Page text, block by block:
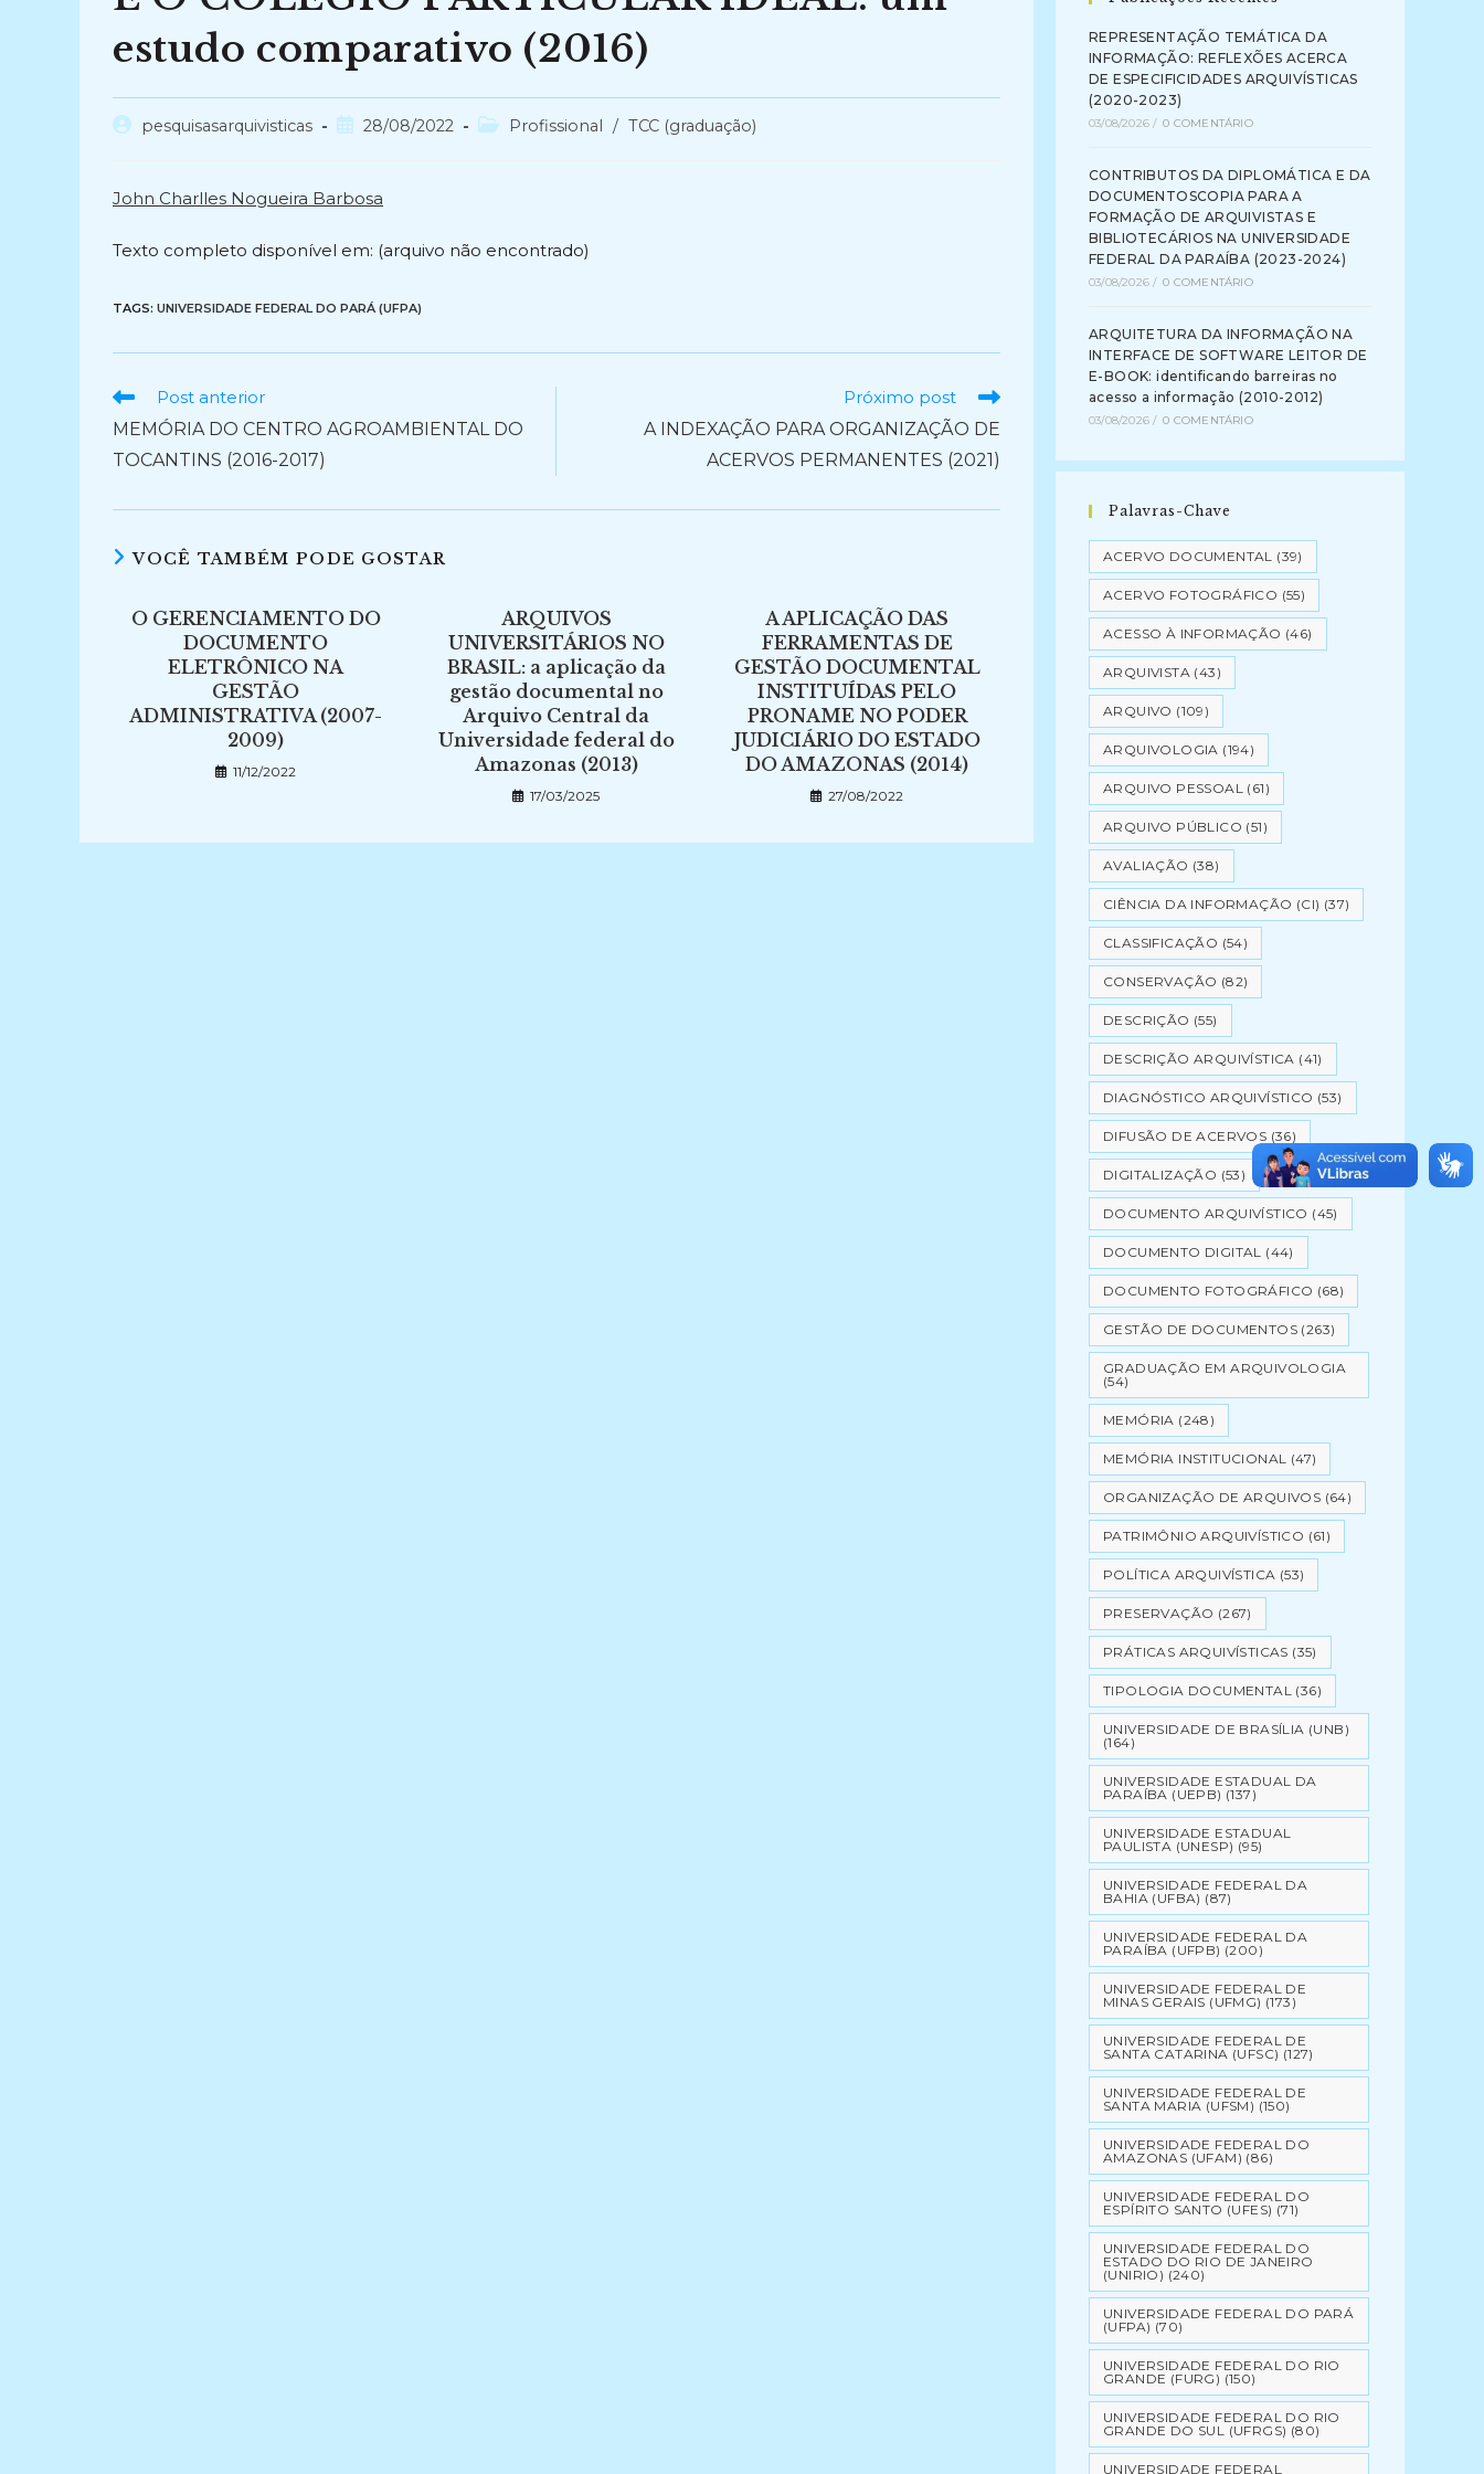
estudo comparativo (2016)
Autorpesquisasarquivisticas
Post28/08/2022
Categoria
Profissional / TCC (graduação)
John Charlles Nogueira Barbosa
Texto completo disponível em: (arquivo não encontrado)
TAGS: UNIVERSIDADE FEDERAL DO PARÁ (UFPA)
Ler
artigos
Post anterior
MEMÓRIA DO CENTRO AGROAMBIENTAL DO
TOCANTINS (2016-2017)
Próximo post
A INDEXAÇÃO PARA ORGANIZAÇÃO DE
ACERVOS PERMANENTES (2021)
VOCÊ TAMBÉM PODE GOSTAR
O GERENCIAMENTO DO
DOCUMENTO
ELETRÔNICO NA
GESTÃO
ADMINISTRATIVA (2007-
2009)
11/12/2022
ARQUIVOS
UNIVERSITÁRIOS NO
BRASIL: a aplicação da
gestão documental no
Arquivo Central da
Universidade federal do
Amazonas (2013)
17/03/2025
A APLICAÇÃO DAS
FERRAMENTAS DE
GESTÃO DOCUMENTAL
INSTITUÍDAS PELO
PRONAME NO PODER
JUDICIÁRIO DO ESTADO
DO AMAZONAS (2014)
27/08/2022
REPRESENTAÇÃO TEMÁTICA DA
INFORMAÇÃO: REFLEXÕES ACERCA
DE ESPECIFICIDADES ARQUIVÍSTICAS
(2020-2023)
03/08/2026 / 0 COMENTÁRIO
CONTRIBUTOS DA DIPLOMÁTICA E DA
DOCUMENTOSCOPIA PARA A
FORMAÇÃO DE ARQUIVISTAS E
BIBLIOTECÁRIOS NA UNIVERSIDADE
FEDERAL DA PARAÍBA (2023-2024)
03/08/2026 / 0 COMENTÁRIO
ARQUITETURA DA INFORMAÇÃO NA
INTERFACE DE SOFTWARE LEITOR DE
E-BOOK: identificando barreiras no
acesso a informação (2010-2012)
03/08/2026 / 0 COMENTÁRIO
Palavras-Chave
ACERVO DOCUMENTAL (39)
ACERVO FOTOGRÁFICO (55)
ACESSO À INFORMAÇÃO (46)
ARQUIVISTA (43)
ARQUIVO (109)
ARQUIVOLOGIA (194)
ARQUIVO PESSOAL (61)
ARQUIVO PÚBLICO (51)
AVALIAÇÃO (38)
CIÊNCIA DA INFORMAÇÃO (CI) (37)
CLASSIFICAÇÃO (54)
CONSERVAÇÃO (82)
DESCRIÇÃO (55)
DESCRIÇÃO ARQUIVÍSTICA (41)
DIAGNÓSTICO ARQUIVÍSTICO (53)
DIFUSÃO DE ACERVOS (36)
DIGITALIZAÇÃO (53)
DOCUMENTO ARQUIVÍSTICO (45)
DOCUMENTO DIGITAL (44)
DOCUMENTO FOTOGRÁFICO (68)
GESTÃO DE DOCUMENTOS (263)
GRADUAÇÃO EM ARQUIVOLOGIA
(54)
MEMÓRIA (248)
MEMÓRIA INSTITUCIONAL (47)
ORGANIZAÇÃO DE ARQUIVOS (64)
PATRIMÔNIO ARQUIVÍSTICO (61)
POLÍTICA ARQUIVÍSTICA (53)
PRESERVAÇÃO (267)
PRÁTICAS ARQUIVÍSTICAS (35)
TIPOLOGIA DOCUMENTAL (36)
UNIVERSIDADE DE BRASÍLIA (UNB)
(164)
UNIVERSIDADE ESTADUAL DA
PARAÍBA (UEPB) (137)
UNIVERSIDADE ESTADUAL
PAULISTA (UNESP) (95)
UNIVERSIDADE FEDERAL DA
BAHIA (UFBA) (87)
UNIVERSIDADE FEDERAL DA
PARAÍBA (UFPB) (200)
UNIVERSIDADE FEDERAL DE
MINAS GERAIS (UFMG) (173)
UNIVERSIDADE FEDERAL DE
SANTA CATARINA (UFSC) (127)
UNIVERSIDADE FEDERAL DE
SANTA MARIA (UFSM) (150)
UNIVERSIDADE FEDERAL DO
AMAZONAS (UFAM) (86)
UNIVERSIDADE FEDERAL DO
ESPÍRITO SANTO (UFES) (71)
UNIVERSIDADE FEDERAL DO
ESTADO DO RIO DE JANEIRO
(UNIRIO) (240)
UNIVERSIDADE FEDERAL DO PARÁ
(UFPA) (70)
UNIVERSIDADE FEDERAL DO RIO
GRANDE (FURG) (150)
UNIVERSIDADE FEDERAL DO RIO
GRANDE DO SUL (UFRGS) (80)
UNIVERSIDADE FEDERAL